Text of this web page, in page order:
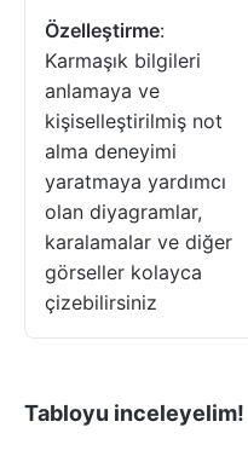
Özelleştirme:
Karmaşık bilgileri
anlamaya ve
kişiselleştirilmiş not
alma deneyimi
yaratmaya yardımcı
olan diyagramlar,
karalamalar ve diğer
görseller kolayca
çizebilirsiniz
Tabloyu inceleyelim!